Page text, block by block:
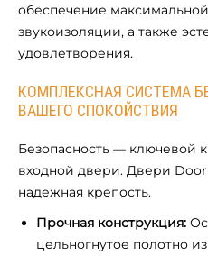
обеспечение
звукоизоляции, а также
удовлетворения.
КОМПЛЕКСНАЯ СИСТЕМА
ВАШЕГО СПОКОЙСТВИЯ
Безопасность — ключевой
входной двери. Двери
надежная крепость.
Прочная конструкция:
цельногнутое полотно